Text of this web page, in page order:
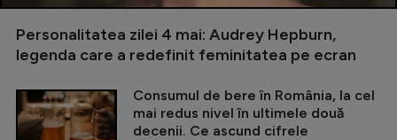
Personalitatea zilei 4 mai: Audrey Hepburn,
legenda care a redefinit feminitatea pe ecran
Consumul de bere în România, la cel
mai redus nivel în ultimele două
decenii. Ce ascund cifrele